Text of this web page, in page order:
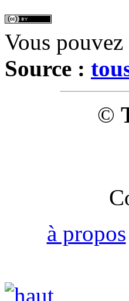
Vous
Source :
©
à propos